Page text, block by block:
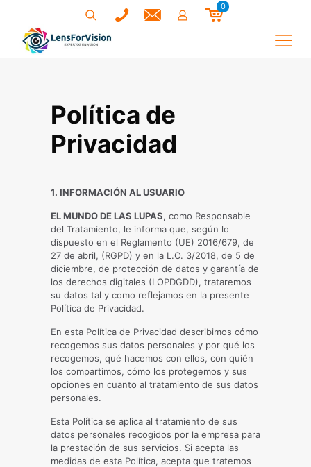
0
Política de
Privacidad
1. INFORMACIÓN AL USUARIO
EL MUNDO DE LAS LUPAS, como Responsable
del Tratamiento, le informa que, según lo
dispuesto en el Reglamento (UE) 2016/679, de
27 de abril, (RGPD) y en la L.O. 3/2018, de 5 de
diciembre, de protección de datos y garantía de
los derechos digitales (LOPDGDD), trataremos
su datos tal y como reflejamos en la presente
Política de Privacidad.
En esta Política de Privacidad describimos cómo
recogemos sus datos personales y por qué los
recogemos, qué hacemos con ellos, con quién
los compartimos, cómo los protegemos y sus
opciones en cuanto al tratamiento de sus datos
personales.
Esta Política se aplica al tratamiento de sus
datos personales recogidos por la empresa para
la prestación de sus servicios. Si acepta las
medidas de esta Política, acepta que tratemos